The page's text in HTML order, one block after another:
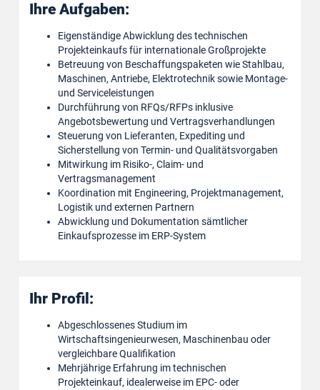
Ihre Aufgaben:
Eigenständige Abwicklung des technischen
Projekteinkaufs für internationale Großprojekte
Betreuung von Beschaffungspaketen wie Stahlbau,
Maschinen, Antriebe, Elektrotechnik sowie Montage-
und Serviceleistungen
Durchführung von RFQs/RFPs inklusive
Angebotsbewertung und Vertragsverhandlungen
Steuerung von Lieferanten, Expediting und
Sicherstellung von Termin- und Qualitätsvorgaben
Mitwirkung im Risiko-, Claim- und
Vertragsmanagement
Koordination mit Engineering, Projektmanagement,
Logistik und externen Partnern
Abwicklung und Dokumentation sämtlicher
Einkaufsprozesse im ERP-System
Ihr Profil:
Abgeschlossenes Studium im
Wirtschaftsingenieurwesen, Maschinenbau oder
vergleichbare Qualifikation
Mehrjährige Erfahrung im technischen
Projekteinkauf, idealerweise im EPC- oder